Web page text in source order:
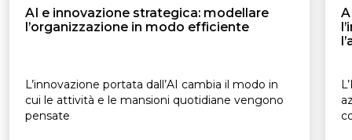
AI e innovazione strategica: modellare
l’organizzazione in modo efficiente
L’innovazione portata dall’AI cambia il modo in
cui le attività e le mansioni quotidiane vengono
pensate